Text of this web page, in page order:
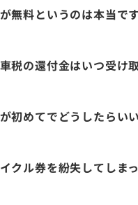
無料というのは本当で
税の還付金はいつ受け
初めてでどうしたらい
クル券を紛失してしま